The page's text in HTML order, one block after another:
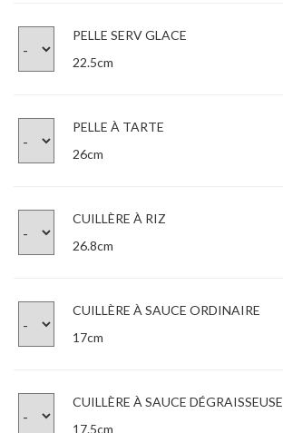
PELLE SERV GLACE
22.5cm
PELLE À TARTE
26cm
CUILLÈRE À RIZ
26.8cm
CUILLÈRE À SAUCE ORDINAIRE
17cm
CUILLÈRE À SAUCE DÉGRAISSEUSE
17.5cm